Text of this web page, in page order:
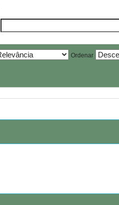
Ordenar